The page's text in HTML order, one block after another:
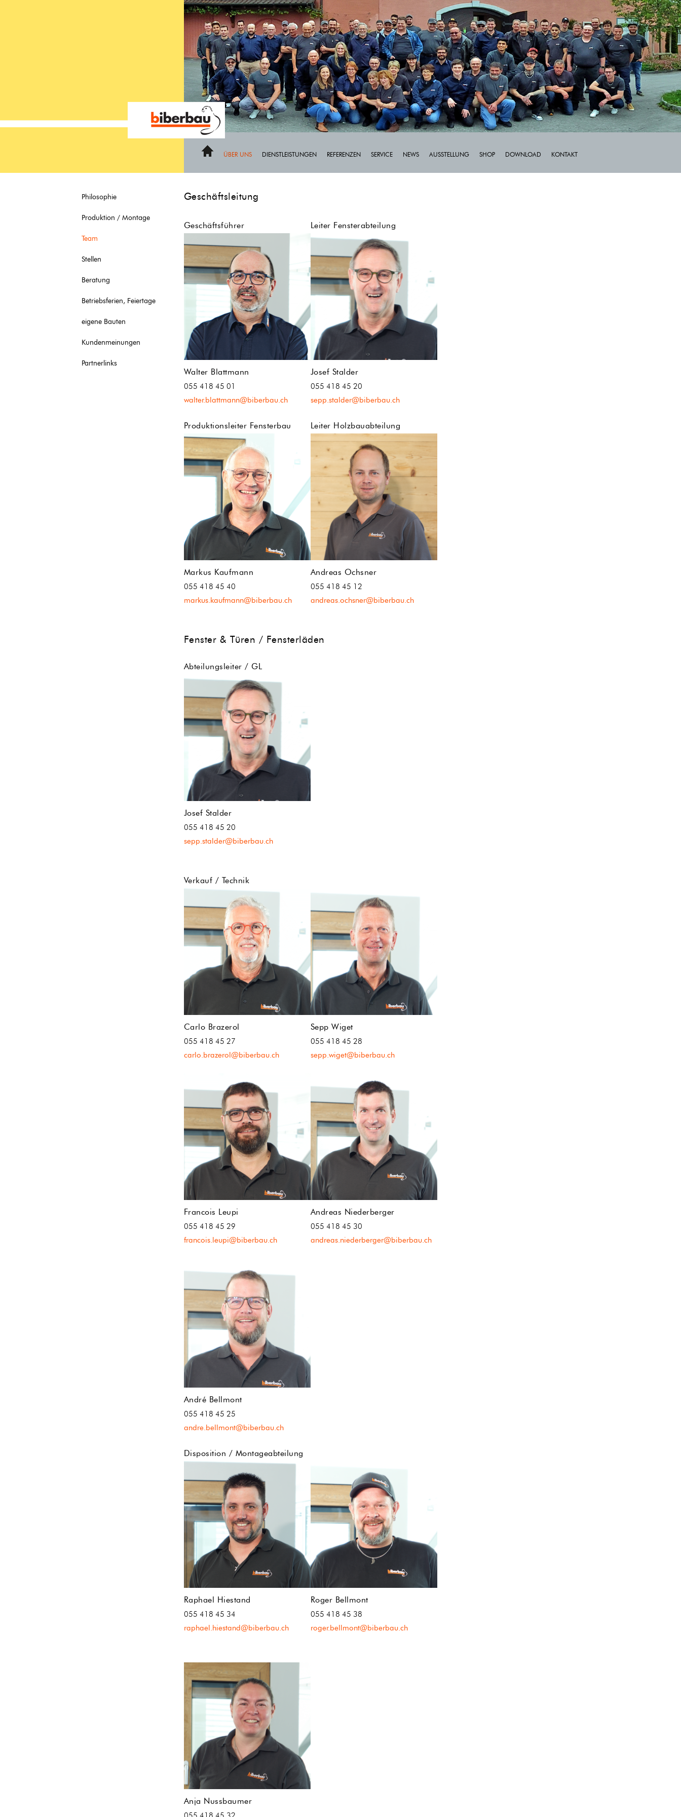
Home ÜBER UNS DIENSTLEISTUNGEN REFERENZEN SERVICE NEWS AUSSTELLUNG SHOP DOWNLOAD KONTAKT
Philosophie
Produktion / Montage
Team
Stellen
Beratung
Betriebsferien, Feiertage
eigene Bauten
Kundenmeinungen
Partnerlinks
Geschäftsleitung
Geschäftsführer
Walter Blattmann
055 418 45 01
walter.blattmann@biberbau.ch
Leiter Fensterabteilung
Josef Stalder
055 418 45 20
sepp.stalder@biberbau.ch
Produktionsleiter Fensterbau
Markus Kaufmann
055 418 45 40
markus.kaufmann@biberbau.ch
Leiter Holzbauabteilung
Andreas Ochsner
055 418 45 12
andreas.ochsner@biberbau.ch
Fenster & Türen / Fensterläden
Abteilungsleiter / GL
Josef Stalder
055 418 45 20
sepp.stalder@biberbau.ch
Verkauf / Technik
Carlo Brazerol
055 418 45 27
carlo.brazerol@biberbau.ch
Sepp Wiget
055 418 45 28
sepp.wiget@biberbau.ch
Francois Leupi
055 418 45 29
francois.leupi@biberbau.ch
André Bellmont
055 418 45 25
andre.bellmont@biberbau.ch
Andreas Niederberger
055 418 45 30
andreas.niederberger@biberbau.ch
Disposition / Montageabteilung
Raphael Hiestand
055 418 45 34
raphael.hiestand@biberbau.ch
Anja Nussbaumer
Roger Bellmont
055 418 45 38
roger.bellmont@biberbau.ch